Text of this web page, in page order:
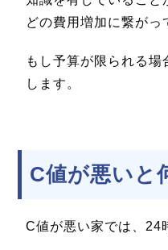
どの費用増加に繋がっ
もし予算が限られる場
します。
C値が悪いと
C値が悪い家では、24